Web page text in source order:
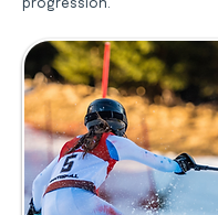
progression.